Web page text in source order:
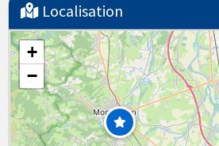
Localisation
+
−